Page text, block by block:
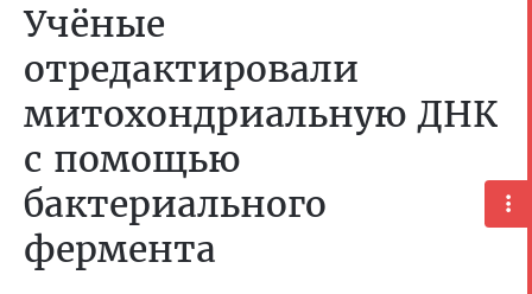
Учёные
отредактировали
митохондриальную ДНК
с помощью
бактериального
фермента